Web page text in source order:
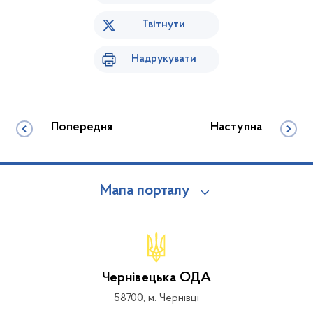
Твітнути
Надрукувати
Попередня Наступна
Мапа порталу
Чернівецька ОДА
58700, м. Чернівці